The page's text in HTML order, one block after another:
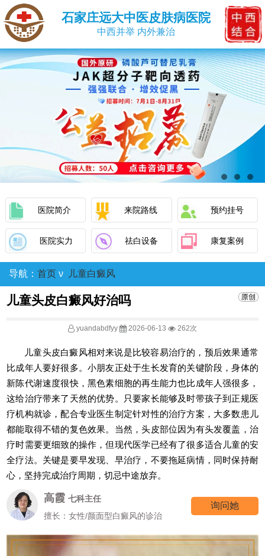
石家庄远大中医皮肤病医院
中西并举 内外兼治
医院简介 来院路线 预约挂号
医院实力 祛白设备 康复案例
导航： 首页 ν 儿童白癜风
儿童头皮白癜风好治吗
yuandabdfyy 2026-06-13 262次
儿童头皮白癜风相对来说是比较容易治疗的，预后效果通常
比成年人要好很多。小朋友正处于生长发育的关键阶段，身体的
新陈代谢速度很快，黑色素细胞的再生能力也比成年人强很多，
这给治疗带来了天然的优势。只要家长能够及时带孩子到正规医
疗机构就诊，配合专业医生制定针对性的治疗方案，大多数患儿
都能取得不错的复色效果。当然，头皮部位因为有头发覆盖，治
疗时需要更细致的操作，但现代医学已经有了很多适合儿童的安
全疗法。关键是要早发现、早治疗，不要拖延病情，同时保持耐
心，坚持完成治疗周期，切忌中途放弃。
高霞 七科主任
擅长：女性/颜面型白癜风的诊治
询问她